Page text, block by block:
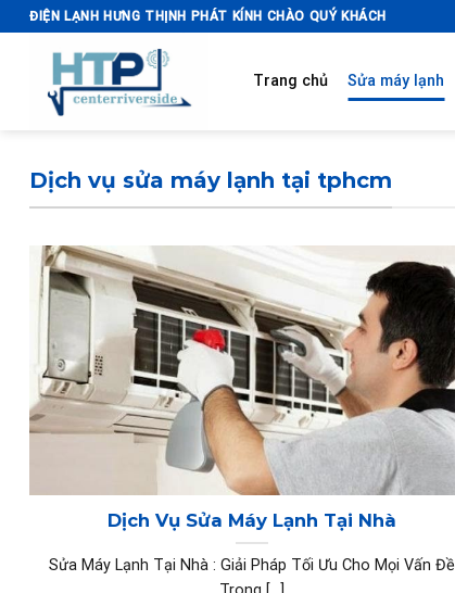
Skip
to
ĐIỆN LẠNH HƯNG THỊNH PHÁT KÍNH CHÀO QUÝ KHÁCH
Trang chủ Sửa máy lạnh
Dịch vụ sửa máy lạnh tại tphcm
Dịch Vụ Sửa Máy Lạnh Tại Nhà
Sửa Máy Lạnh Tại Nhà : Giải Pháp Tối Ưu Cho Mọi Vấn Đề